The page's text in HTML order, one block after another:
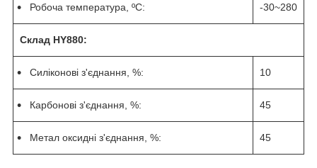
Робоча температура, ºC: -30~280
Склад HY880:
Силіконові з'єднання, %: 10
Карбонові з'єднання, %: 45
Метал оксидні з'єднання, %: 45